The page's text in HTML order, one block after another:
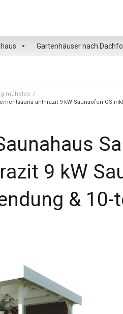
Gartenhäuser nach
mühelos /
anthrazit 9 kW Saunaofen OS
9 kW
&